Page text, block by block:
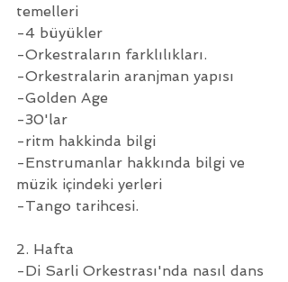
temelleri
-4 büyükler
-Orkestraların farklılıkları.
-Orkestralarin aranjman yapısı
-Golden Age
-30'lar
-ritm hakkinda bilgi
-Enstrumanlar hakkında bilgi ve
müzik içindeki yerleri
-Tango tarihcesi.
2. Hafta
-Di Sarli Orkestrası'nda nasıl dans